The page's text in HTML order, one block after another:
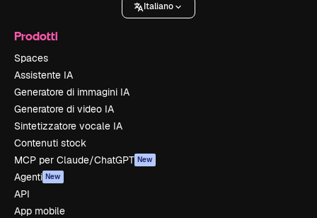
Italiano
Prodotti
Spaces
Assistente IA
Generatore di immagini IA
Generatore di video IA
Sintetizzatore vocale IA
Contenuti stock
MCP per Claude/ChatGPT New
Agenti New
API
App mobile